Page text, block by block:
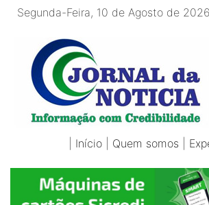
Segunda-Feira, 10 de Agosto de 2026
Início Quem somos